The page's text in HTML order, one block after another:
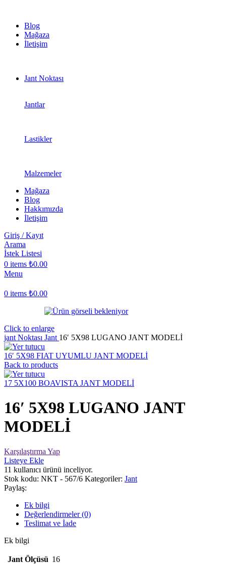
Blog
Mağaza
İletişim
Jant Noktası
Jantlar
Lastikler
Malzemeler
Mağaza
Blog
Hakkımızda
İletişim
Giriş / Kayıt
Arama
İstek Listesi
0 items ₺0.00
Menu
0 items ₺0.00
Click to enlarge
jant Noktası Jant 16′ 5X98 LUGANO JANT MODELİ
16′ 5X98 FIAT UYUMLU JANT MODELİ
Back to products
17 5X100 BOAVISTA JANT MODELİ
16′ 5X98 LUGANO JANT
MODELİ
Karşılaştırma Yap
Listeye Ekle
11 kullanıcı ürünü inceliyor.
Stok kodu: NKT - 567/6 Kategoriler: Jant
Paylaş:
Ek bilgi
Değerlendirmeler (0)
Teslimat ve İade
Ek bilgi
Jant Ölçüsü 16